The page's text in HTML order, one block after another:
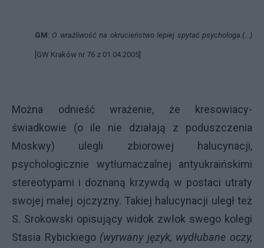
GM: O wrażliwość na okrucieństwo lepiej spytać psychologa.(...)
[GW Kraków nr 76 z 01.04.2005]
Można odnieść wrażenie, że kresowiacy-
świadkowie (o ile nie działają z poduszczenia
Moskwy) ulegli zbiorowej halucynacji,
psychologicznie wytłumaczalnej antyukraińskimi
stereotypami i doznaną krzywdą w postaci utraty
swojej małej ojczyzny. Takiej halucynacji uległ też
S. Srokowski opisujący widok zwłok swego kolegi
Stasia Rybickiego (wyrwany język, wydłubane oczy,